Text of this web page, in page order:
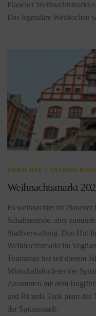
Plauener
Das legendäre Wettkochen
VORSCHAU /NACHRICHTEN
Weihnachtsmarkt
Es weihnachtet im Plauener
Schaltzentrale, aber
Stadtverwaltung. Den Hut
Weihnachtsmarkt im
Tourismus hat seit diesem
Wirtschaftsförderer der
Zusammen mit dem
und Ricarda Tank plant
der Spitzenstadt.